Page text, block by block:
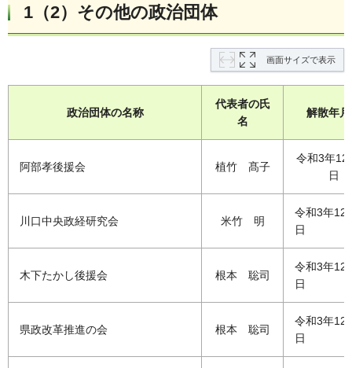
1（2）その他の政治団体
画面サイズで表示
政治団体の名称
代表者の氏
名
解散年
阿部孝後援会 植竹 髙子
令和3年12
日
川口中央政経研究会 米竹 明
令和3年12
日
木下たかし後援会 根本 聡司
令和3年12
日
県政改革推進の会 根本 聡司
令和3年12
日